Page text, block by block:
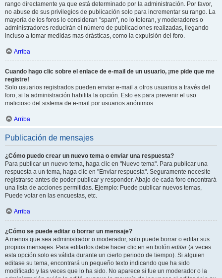
rango directamente ya que está determinado por la administración. Por favor,
no abuse de sus privilegios de publicación solo para incrementar su rango. La
mayoría de los foros lo consideran "spam", no lo toleran, y moderadores o
administradores reducirán el número de publicaciones realizadas, llegando
incluso a tomar medidas mas drásticas, como la expulsión del foro.
Arriba
Cuando hago clic sobre el enlace de e-mail de un usuario, ¡me pide que me
registre!
Solo usuarios registrados pueden enviar e-mail a otros usuarios a través del
foro, si la administración habilita la opción. Esto es para prevenir el uso
malicioso del sistema de e-mail por usuarios anónimos.
Arriba
Publicación de mensajes
¿Cómo puedo crear un nuevo tema o enviar una respuesta?
Para publicar un nuevo tema, haga clic en "Nuevo tema". Para publicar una
respuesta a un tema, haga clic en "Enviar respuesta". Seguramente necesite
registrarse antes de poder publicar y responder. Abajo de cada foro encontrará
una lista de acciones permitidas. Ejemplo: Puede publicar nuevos temas,
Puede votar en las encuestas, etc.
Arriba
¿Cómo se puede editar o borrar un mensaje?
A menos que sea administrador o moderador, solo puede borrar o editar sus
propios mensajes. Para editarlos debe hacer clic en en botón editar(a veces
esta opción solo es válida durante un cierto periodo de tiempo). Si alguien
editase su tema, encontrará un pequeño texto indicando que ha sido
modificado y las veces que lo ha sido. No aparece si fue un moderador o la